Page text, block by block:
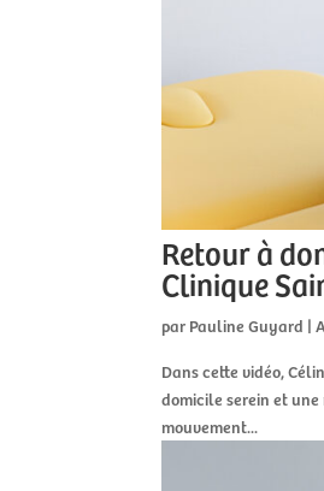
Retour à
Clinique
par Pauline Guyard |
Dans cette vidéo,
domicile serein et une
mouvement...